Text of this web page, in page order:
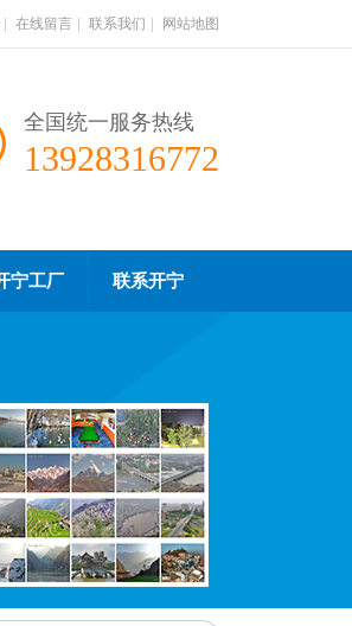
在线留言 联系我们 网站地图
全国统一服务热线
13928316772
宁工厂 联系开宁